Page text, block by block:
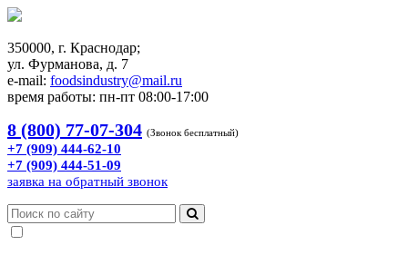
350000, г. Краснодар;
ул. Фурманова, д. 7
e-mail: foodsindustry@mail.ru
время работы: пн-пт 08:00-17:00
8 (800) 77-07-304 (Звонок бесплатный)
+7 (909) 444-62-10
+7 (909) 444-51-09
заявка на обратный звонок